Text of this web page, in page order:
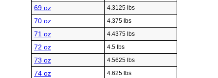
69 oz 4.3125 lbs
70 oz 4.375 lbs
71 oz 4.4375 lbs
72 oz 4.5 lbs
73 oz 4.5625 lbs
74 oz 4.625 lbs